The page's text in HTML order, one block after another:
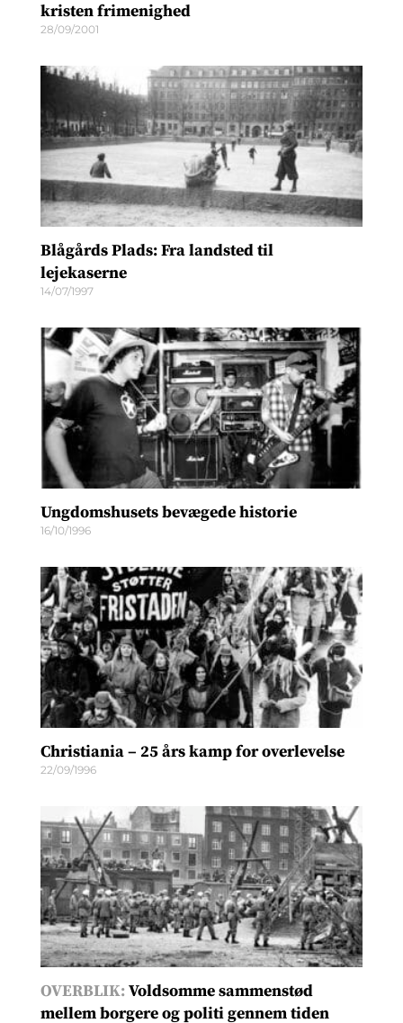
kristen frimenighed
28/09/2001
Blågårds Plads: Fra landsted til
lejekaserne
14/07/1997
Ungdomshusets bevægede historie
16/10/1996
Christiania – 25 års kamp for overlevelse
22/09/1996
OVERBLIK:Voldsomme sammenstød
mellem borgere og politi gennem tiden